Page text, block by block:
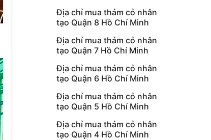
Địa chỉ mua thảm cỏ nhân
tạo Quận 8 Hồ Chí Minh
Địa chỉ mua thảm cỏ nhân
tạo Quận 7 Hồ Chí Minh
Địa chỉ mua thảm cỏ nhân
tạo Quận 6 Hồ Chí Minh
Địa chỉ mua thảm cỏ nhân
tạo Quận 5 Hồ Chí Minh
Địa chỉ mua thảm cỏ nhân
tạo Quận 4 Hồ Chí Minh